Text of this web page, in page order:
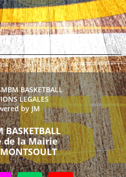
BASKETBALL
LEGALES
by JM
BASKETBALL
de la Mairie